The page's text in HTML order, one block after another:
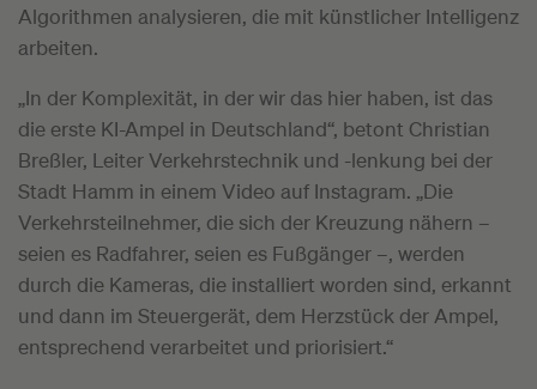
Algorithmen analysieren, die mit künstlicher Intelligenz
arbeiten.
„In der Komplexität, in der wir das hier haben, ist das
die erste KI-Ampel in Deutschland“, betont Christian
Breßler, Leiter Verkehrstechnik und -lenkung bei der
Stadt Hamm in einem Video auf Instagram. „Die
Verkehrsteilnehmer, die sich der Kreuzung nähern –
seien es Radfahrer, seien es Fußgänger –, werden
durch die Kameras, die installiert worden sind, erkannt
und dann im Steuergerät, dem Herzstück der Ampel,
entsprechend verarbeitet und priorisiert.“